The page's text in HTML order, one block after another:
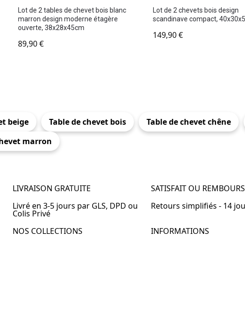
Lot de 2 tables de chevet bois blanc
marron design moderne étagère
ouverte, 38x28x45cm
89,90€
Lot de 2 chevets bois design
scandinave compact,
149,90€
beige Table de chevet bois Table de chevet chêne
marron
LIVRAISON GRATUITE
Livré en 3-5 jours par GLS, DPD ou
Colis Privé
SATISFAIT OU
Retours simplifiés - 14
NOS COLLECTIONS
INFORMATIONS